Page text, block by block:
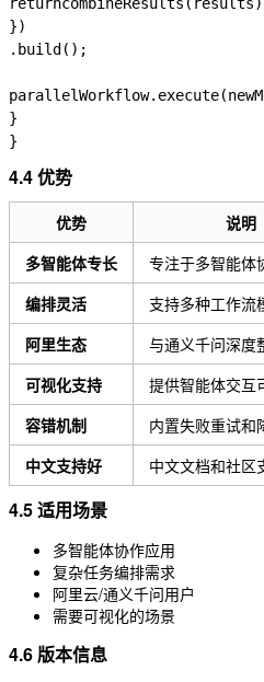
})
. build ();
parallelWorkflow. execute(new
}
}
4.4 优势
优势
说明
多智能体专长
专注于多智能体
编排灵活
支持多种工作流
阿里生态
与通义千问深度
可视化支持
提供智能体交互
容错机制
内置失败重试和
中文支持好
中文文档和社区
4.5 适用场景
多智能体协作应用
复杂任务编排需求
阿里云/通义千问用户
需要可视化的场景
4.6 版本信息